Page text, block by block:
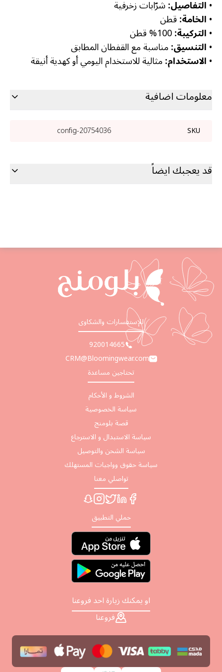
•التفاصيل:شرّابات زخرفية
•الخامة:قطن
•التركيبة:
•التنسيق:مناسبة مع القفطان المطابق
•الاستخدام:مثالية للاستخدام اليومي أو كهدية أنيقة
معلومات اضافية
SKU
20754036-config
قد يعجبك ايضاً
للإستفسارات والشكاوى
920014665
CRM@Bloomingwear.com
تحتاجين مساعدة
الشروط و الأحكام
سياسة الخصوصية
قصة بلومنج
سياسة الاستبدال و الاسترجاع
سياسة الشحن والتوصيل
سياسة حقوق وواجبات المستهلك
تواصلي معنا
حملي التطبيق
او يمكنك زيارة احد فروعنا
فروعنا